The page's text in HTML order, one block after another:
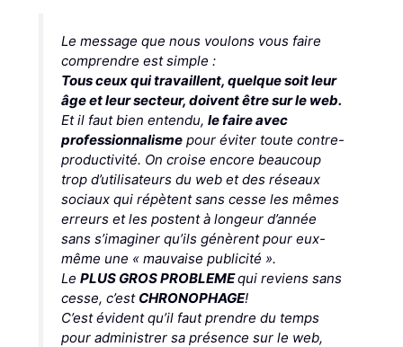
Le message que nous voulons vous faire
comprendre est simple :
Tous ceux qui travaillent, quelque soit leur
âge et leur secteur, doivent être sur le web.
Et il faut bien entendu, le faire avec
professionnalismepour éviter toute contre-
productivité. On croise encore beaucoup
trop d’utilisateurs du web et des réseaux
sociaux qui répètent sans cesse les mêmes
erreurs et les postent à longeur d’année
sans s’imaginer qu’ils génèrent pour eux-
même une « mauvaise publicité ».
Le PLUS GROS PROBLEMEqui reviens sans
cesse, c’est CHRONOPHAGE!
C’est évident qu’il faut prendre du temps
pour administrer sa présence sur le web,